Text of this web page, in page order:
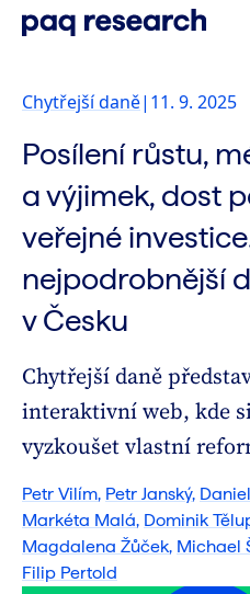
Chytřejší daně| 11. 9. 2025
Posílení růstu,
a výjimek, dost
veřejné
nejpodrobnější
v Česku
Chytřejší daně
interaktivní web, kde
vyzkoušet vlastní
Petr Vilím, Petr Janský,
Markéta Malá, Dominik
Magdalena Žůček, Michael
Filip Pertold